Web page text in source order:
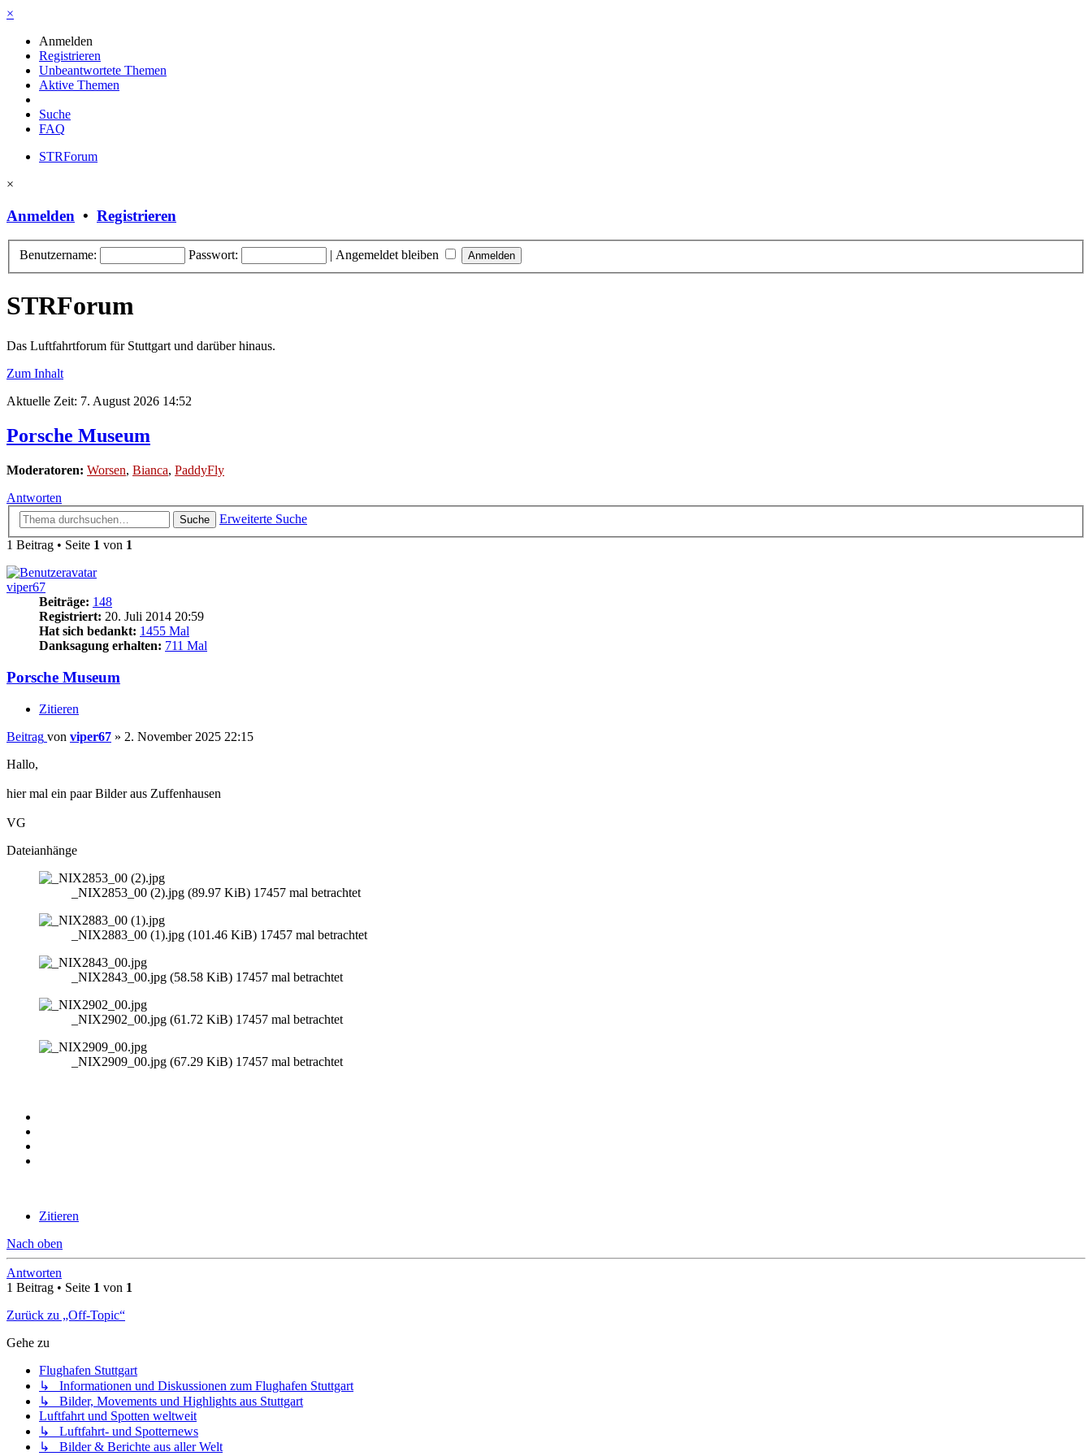
×
Anmelden
Registrieren
Unbeantwortete Themen
Aktive Themen
Suche
FAQ
STRForum
×
Anmelden • Registrieren
Benutzername: Passwort: | Angemeldet bleiben
STRForum
Das Luftfahrtforum für Stuttgart und darüber hinaus.
Zum Inhalt
Aktuelle Zeit: 7. August 2026 14:52
Porsche Museum
Moderatoren: Worsen, Bianca, PaddyFly
Antworten
Suche
Erweiterte Suche
1 Beitrag • Seite 1 von 1
viper67
Beiträge: 148
Registriert: 20. Juli 2014 20:59
Hat sich bedankt: 1455 Mal
Danksagung erhalten: 711 Mal
Porsche Museum
Zitieren
Beitrag von viper67 » 2. November 2025 22:15
Hallo,
hier mal ein paar Bilder aus Zuffenhausen
VG
Dateianhänge
_NIX2853_00 (2).jpg (89.97 KiB) 17457 mal betrachtet
_NIX2883_00 (1).jpg (101.46 KiB) 17457 mal betrachtet
_NIX2843_00.jpg (58.58 KiB) 17457 mal betrachtet
_NIX2902_00.jpg (61.72 KiB) 17457 mal betrachtet
_NIX2909_00.jpg (67.29 KiB) 17457 mal betrachtet
Zitieren
Nach oben
Antworten
1 Beitrag • Seite 1 von 1
Zurück zu „Off-Topic“
Gehe zu
Flughafen Stuttgart
↳ Informationen und Diskussionen zum Flughafen Stuttgart
↳ Bilder, Movements und Highlights aus Stuttgart
Luftfahrt und Spotten weltweit
↳ Luftfahrt- und Spotternews
↳ Bilder & Berichte aus aller Welt